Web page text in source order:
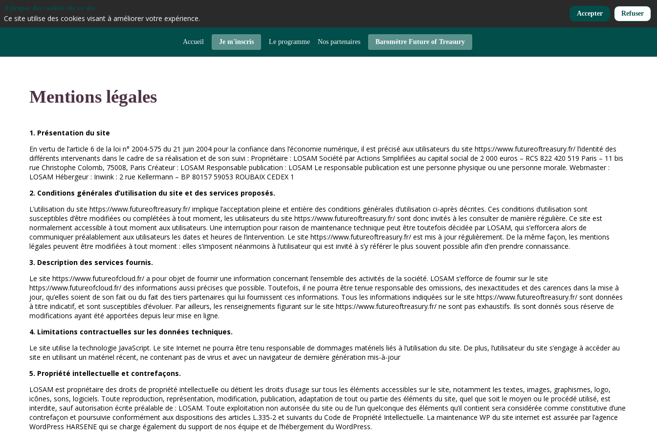
Accueil Je m'inscris Le programme Nos partenaires Baromètre Future of Treasury
Mentions légales
1. Présentation du site
En vertu de l’article 6 de la loi n° 2004-575 du 21 juin 2004 pour la confiance dans l’économie numérique, il est précisé aux utilisateurs du site https://www.futureoftreasury.fr/ l’identité des
différents intervenants dans le cadre de sa réalisation et de son suivi : Propriétaire : LOSAM Société par Actions Simplifiées au capital social de 2 000 euros – RCS 822 420 519 Paris – 11 bis
rue Christophe Colomb, 75008, Paris Créateur : LOSAM Responsable publication : LOSAM Le responsable publication est une personne physique ou une personne morale. Webmaster :
LOSAM Hébergeur : Inwink : 2 rue Kellermann – BP 80157 59053 ROUBAIX CEDEX 1
2. Conditions générales d’utilisation du site et des services proposés.
L’utilisation du site https://www.futureoftreasury.fr/ implique l’acceptation pleine et entière des conditions générales d’utilisation ci-après décrites. Ces conditions d’utilisation sont
susceptibles d’être modifiées ou complétées à tout moment, les utilisateurs du site https://www.futureoftreasury.fr/ sont donc invités à les consulter de manière régulière. Ce site est
normalement accessible à tout moment aux utilisateurs. Une interruption pour raison de maintenance technique peut être toutefois décidée par LOSAM, qui s’efforcera alors de
communiquer préalablement aux utilisateurs les dates et heures de l’intervention. Le site https://www.futureoftreasury.fr/ est mis à jour régulièrement. De la même façon, les mentions
légales peuvent être modifiées à tout moment : elles s’imposent néanmoins à l’utilisateur qui est invité à s’y référer le plus souvent possible afin d’en prendre connaissance.
3. Description des services fournis.
Le site https://www.futureofcloud.fr/ a pour objet de fournir une information concernant l’ensemble des activités de la société. LOSAM s’efforce de fournir sur le site
https://www.futureofcloud.fr/ des informations aussi précises que possible. Toutefois, il ne pourra être tenue responsable des omissions, des inexactitudes et des carences dans la mise à
jour, qu’elles soient de son fait ou du fait des tiers partenaires qui lui fournissent ces informations. Tous les informations indiquées sur le site https://www.futureoftreasury.fr/ sont données
à titre indicatif, et sont susceptibles d’évoluer. Par ailleurs, les renseignements figurant sur le site https://www.futureoftreasury.fr/ ne sont pas exhaustifs. Ils sont donnés sous réserve de
modifications ayant été apportées depuis leur mise en ligne.
4. Limitations contractuelles sur les données techniques.
Le site utilise la technologie JavaScript. Le site Internet ne pourra être tenu responsable de dommages matériels liés à l’utilisation du site. De plus, l’utilisateur du site s’engage à accéder au
site en utilisant un matériel récent, ne contenant pas de virus et avec un navigateur de dernière génération mis-à-jour
5. Propriété intellectuelle et contrefaçons.
LOSAM est propriétaire des droits de propriété intellectuelle ou détient les droits d’usage sur tous les éléments accessibles sur le site, notamment les textes, images, graphismes, logo,
icônes, sons, logiciels. Toute reproduction, représentation, modification, publication, adaptation de tout ou partie des éléments du site, quel que soit le moyen ou le procédé utilisé, est
interdite, sauf autorisation écrite préalable de : LOSAM. Toute exploitation non autorisée du site ou de l’un quelconque des éléments qu’il contient sera considérée comme constitutive d’une
contrefaçon et poursuivie conformément aux dispositions des articles L.335-2 et suivants du Code de Propriété Intellectuelle. La maintenance WP du site internet est assurée par l’agence
WordPress HARSENE qui se charge également du support de nos équipe et de l’hébergement du WordPress.
A propos des cookies sur ce site
Ce site utilise des cookies visant à améliorer votre expérience.
Accepter Refuser